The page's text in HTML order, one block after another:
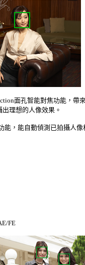
面孔智能對焦功能，
理想的人像效果。
能，能自動偵測已拍攝人
FE